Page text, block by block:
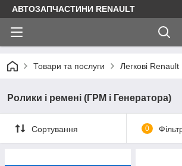
АВТОЗАПЧАСТИНИ RENAULT
Товари та послуги Легкові Renault
Ролики і ремені (ГРМ і Генератора)
Сортування 0